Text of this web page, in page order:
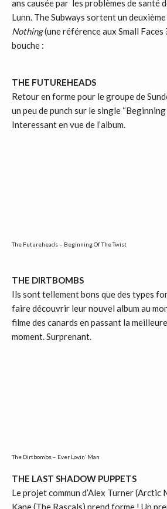
ans causée par les problèmes de santé
Lunn. The Subways sortent un
Nothing(une référence aux Small Faces
bouche :
THE FUTUREHEADS
Retour en forme pour le groupe de
un peu de punch sur le single
Interessant en vue de l’album.
The Futureheads – Beginning Of The Twist
THE DIRTBOMBS
Ils sont tellement bons que des types
faire découvrir leur nouvel album au
filme des canards en passant la
moment. Surprenant.
The Dirtbombs – Ever Lovin’ Man
THE LAST SHADOW PUPPETS
Le projet commun d’Alex Turner (Arctic
Kane (The Rascals) prend forme ! Un